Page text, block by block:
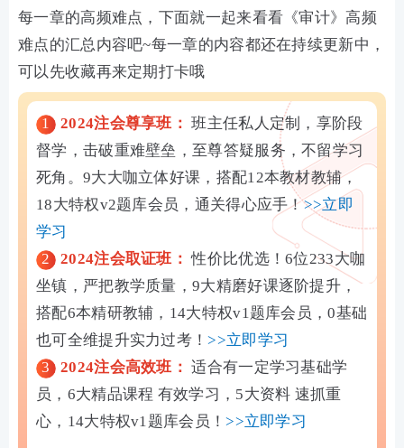
每一章的高频难点，下面就一起来看看《审计》高频
难点的汇总内容吧~每一章的内容都还在持续更新中，
可以先收藏再来定期打卡哦
1 2024注会尊享班： 班主任私人定制，享阶段
督学，击破重难壁垒，至尊答疑服务，不留学习
死角。9大大咖立体好课，搭配12本教材教辅，
18大特权v2题库会员，通关得心应手！>>立即
学习
2
2024注会取证班： 性价比优选！6位233大咖
坐镇，严把教学质量，9大精磨好课逐阶提升，
搭配6本精研教辅，14大特权v1题库会员，0基础
也可全维提升实力过考！>>立即学习
3
2024注会高效班： 适合有一定学习基础学
员，6大精品课程 有效学习，5大资料 速抓重
心，14大特权v1题库会员！>>立即学习